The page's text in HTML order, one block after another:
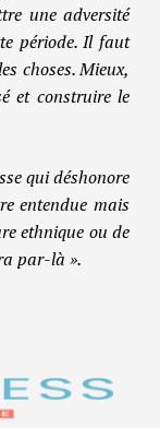
une adversité
période. Il faut
choses. Mieux,
et construire le
qui déshonore
entendue mais
ethnique ou de
par-là ».